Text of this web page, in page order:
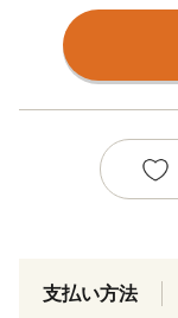
支払い方法